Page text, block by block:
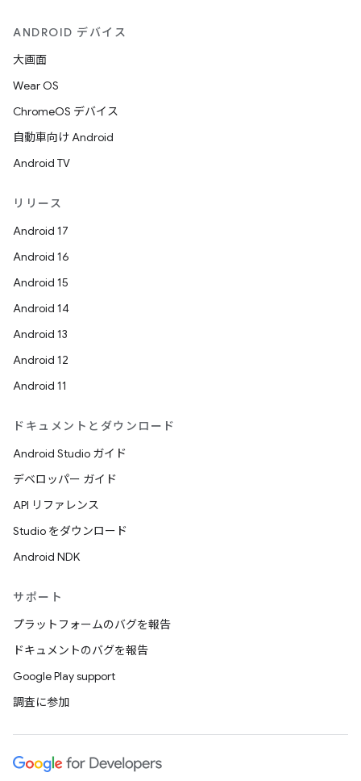
ANDROID デバイス
大画面
Wear OS
ChromeOS デバイス
自動車向け Android
Android TV
リリース
Android 17
Android 16
Android 15
Android 14
Android 13
Android 12
Android 11
ドキュメントとダウンロード
Android Studio ガイド
デベロッパー ガイド
API リファレンス
Studio をダウンロード
Android NDK
サポート
プラットフォームのバグを報告
ドキュメントのバグを報告
Google Play support
調査に参加